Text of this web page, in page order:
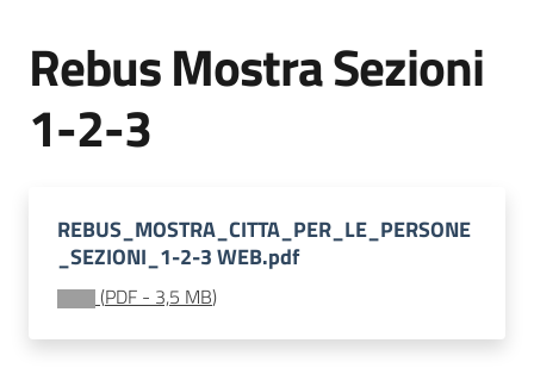
Modello
piani
Burert
Rebus Mostra Sezioni
1-2-3
REBUS_MOSTRA_CITTA_PER_LE_PERSONE
_SEZIONI_1-2-3 WEB.pdf
(PDF - 3,5 MB)